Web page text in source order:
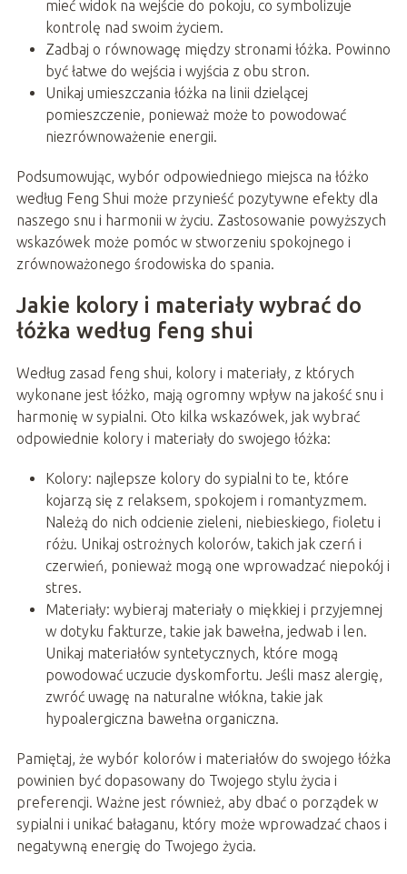
mieć widok na wejście do pokoju, co symbolizuje
kontrolę nad swoim życiem.
Zadbaj o równowagę między stronami łóżka. Powinno
być łatwe do wejścia i wyjścia z obu stron.
Unikaj umieszczania łóżka na linii dzielącej
pomieszczenie, ponieważ może to powodować
niezrównoważenie energii.
Podsumowując, wybór odpowiedniego miejsca na łóżko
według Feng Shui może przynieść pozytywne efekty dla
naszego snu i harmonii w życiu. Zastosowanie powyższych
wskazówek może pomóc w stworzeniu spokojnego i
zrównoważonego środowiska do spania.
Jakie kolory i materiały wybrać do
łóżka według feng shui
Według zasad feng shui, kolory i materiały, z których
wykonane jest łóżko, mają ogromny wpływ na jakość snu i
harmonię w sypialni. Oto kilka wskazówek, jak wybrać
odpowiednie kolory i materiały do swojego łóżka:
Kolory: najlepsze kolory do sypialni to te, które
kojarzą się z relaksem, spokojem i romantyzmem.
Należą do nich odcienie zieleni, niebieskiego, fioletu i
różu. Unikaj ostrożnych kolorów, takich jak czerń i
czerwień, ponieważ mogą one wprowadzać niepokój i
stres.
Materiały: wybieraj materiały o miękkiej i przyjemnej
w dotyku fakturze, takie jak bawełna, jedwab i len.
Unikaj materiałów syntetycznych, które mogą
powodować uczucie dyskomfortu. Jeśli masz alergię,
zwróć uwagę na naturalne włókna, takie jak
hypoalergiczna bawełna organiczna.
Pamiętaj, że wybór kolorów i materiałów do swojego łóżka
powinien być dopasowany do Twojego stylu życia i
preferencji. Ważne jest również, aby dbać o porządek w
sypialni i unikać bałaganu, który może wprowadzać chaos i
negatywną energię do Twojego życia.